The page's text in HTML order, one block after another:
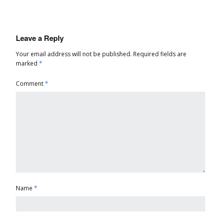
Leave a Reply
Your email address will not be published. Required fields are
marked *
Comment*
Name *